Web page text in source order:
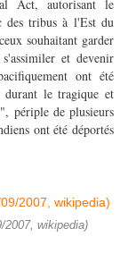
Act, autorisant le
des tribus à l'Est du
souhaitant garder
et devenir
ont été
durant le tragique et
périple de plusieurs
ont été déportés
2007, wikipedia)